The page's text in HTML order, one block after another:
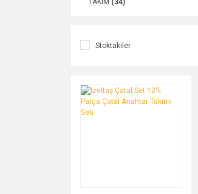
TAKIM (34)
Stoktakiler